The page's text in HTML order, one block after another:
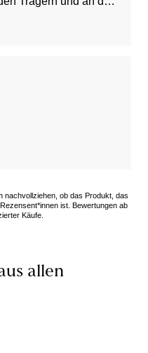
gerade günstig war,
nachvollziehen, ob das Produkt, das
ist. Bewertungen ab
Käufe.
allen